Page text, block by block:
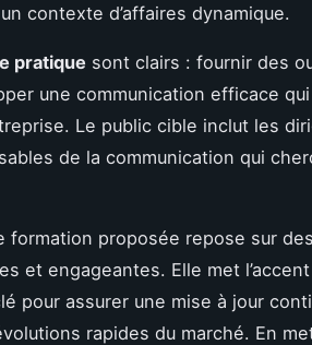
contexte d’affaires dynamique.
pratique sont clairs : fournir des
une communication efficace
Le public cible inclut les
de la communication qui
formation proposée repose sur
et engageantes. Elle met
pour assurer une mise à jour
rapides du marché. En